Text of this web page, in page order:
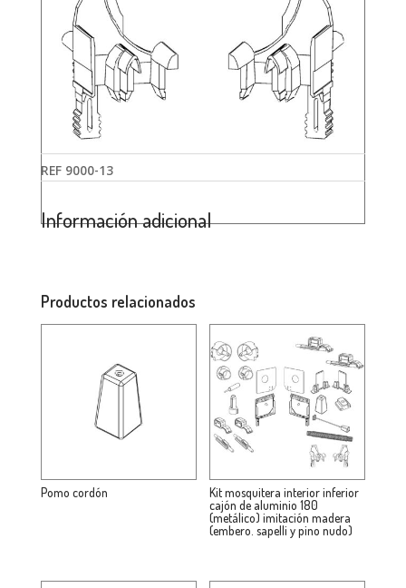
REF 9000-13
Información adicional
Productos relacionados
Pomo cordón
Kit mosquitera interior inferior
cajón de aluminio 180
(metálico) imitación madera
(embero. sapelli y pino nudo)